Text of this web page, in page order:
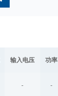
输入电压 功率
- -